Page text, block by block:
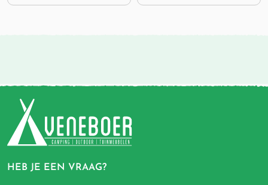
HEB JE EEN VRAAG?